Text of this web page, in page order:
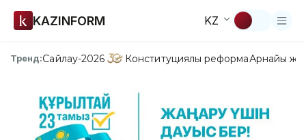
KAZINFORM KZ
Тренд:Сайлау-2026 Конституциялық реформаАрнайы